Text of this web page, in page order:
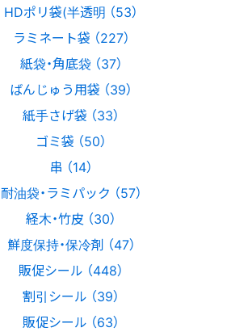
HDポリ袋(半透明 （53）
ラミネート袋 （227）
紙袋・角底袋 （37）
ばんじゅう用袋 （39）
紙手さげ袋 （33）
ゴミ袋 （50）
串 （14）
耐油袋・ラミパック （57）
経木・竹皮 （30）
鮮度保持・保冷剤 （47）
販促シール （448）
割引シール （39）
販促シール （63）